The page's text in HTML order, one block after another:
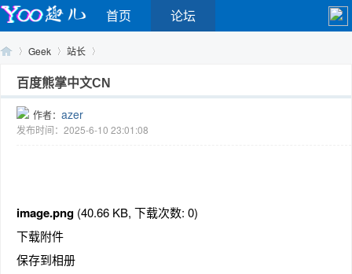
首页 论坛
Geek
›
站长
百度熊掌中文CN
作者： azer
发布时间：2025-6-10 23:01:08
image.png (40.66 KB, 下载次数: 0)
下载附件
保存到相册